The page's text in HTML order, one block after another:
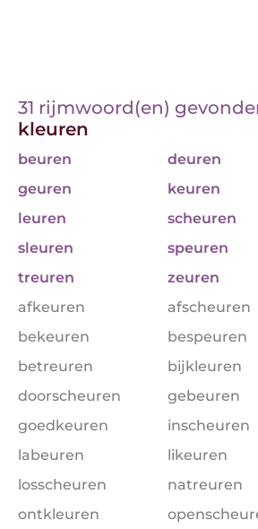
31 rijmwoord(en)
kleuren
beuren
deuren
geuren
keuren
leuren
scheuren
sleuren
speuren
treuren
zeuren
afkeuren
afscheuren
bekeuren
bespeuren
betreuren
bijkleuren
doorscheuren
gebeuren
goedkeuren
inscheuren
labeuren
likeuren
losscheuren
natreuren
ontkleuren